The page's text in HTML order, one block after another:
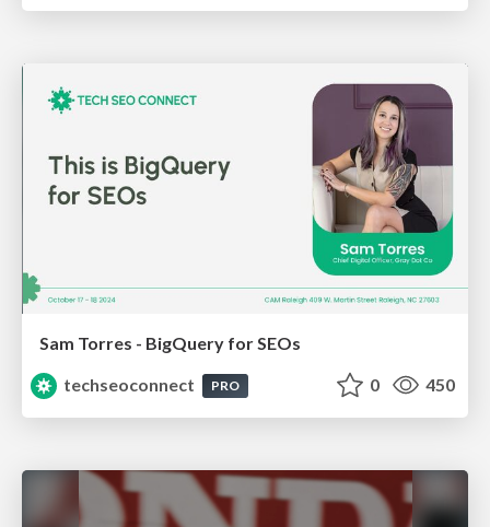
Sam Torres - BigQuery for SEOs
techseoconnect
PRO 0 450